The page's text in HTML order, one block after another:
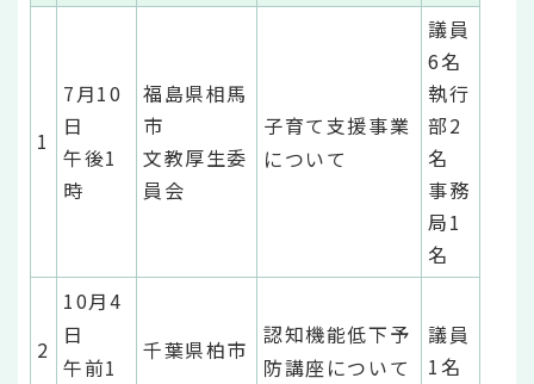
1
7月10
日
午後1
時
福島県相馬
市
文教厚生委
員会
子育て支援事業
について
議員
6名
執行
部2
名
事務
局1
名
2
10月4
日
午前1
千葉県柏市
認知機能低下予
防講座について
議員
1名